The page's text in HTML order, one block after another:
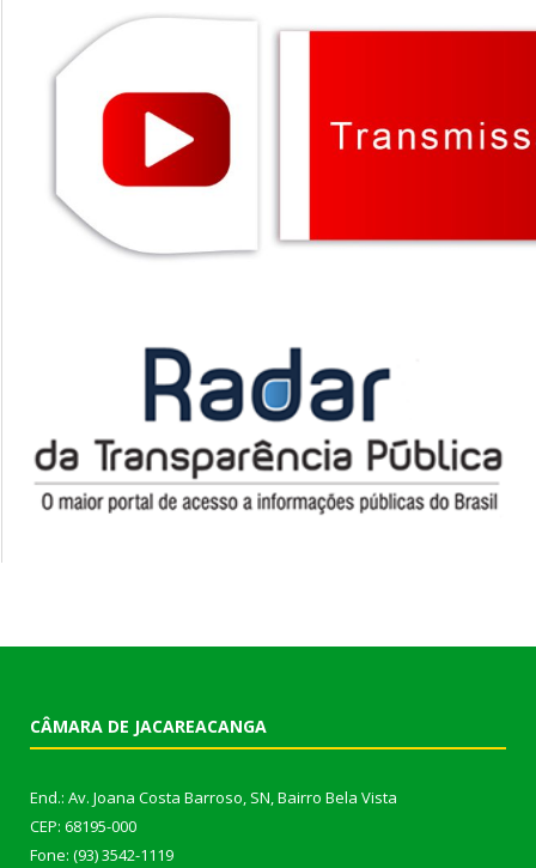
CÂMARA DE JACAREACANGA
End.: Av. Joana Costa Barroso, SN, Bairro Bela Vista
CEP: 68195-000
Fone: (93) 3542-1119